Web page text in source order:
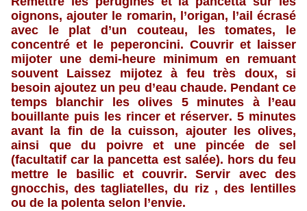
oignons, ajouter le romarin, l’origan, l’ail écrasé
avec le plat d’un couteau, les tomates, le
concentré et le peperoncini. Couvrir et laisser
mijoter une demi-heure minimum en remuant
souvent Laissez mijotez à feu très doux, si
besoin ajoutez un peu d’eau chaude. Pendant ce
temps blanchir les olives 5 minutes à l’eau
bouillante puis les rincer et réserver. 5 minutes
avant la fin de la cuisson, ajouter les olives,
ainsi que du poivre et une pincée de sel
(facultatif car la pancetta est salée). hors du feu
mettre le basilic et couvrir. Servir avec des
gnocchis, des tagliatelles, du riz , des lentilles
ou de la polenta selon l’envie.